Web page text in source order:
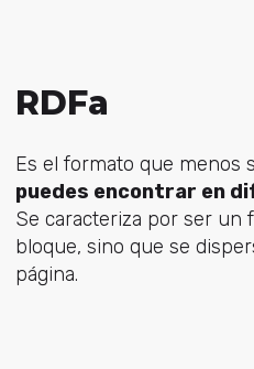
RDFa
Es el formato que menos
puedes encontrar en
Se caracteriza por ser un
bloque, sino que se
página.